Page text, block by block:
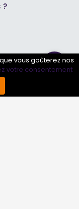
?
vous goûterez nos
votre consentement